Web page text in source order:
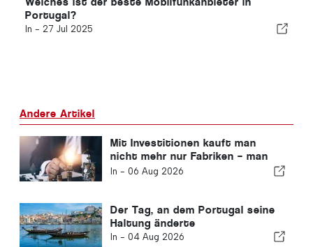
Portugal?
In - 27 Jul 2025
Andere Artikel
Mit Investitionen kauft man
nicht mehr nur Fabriken – man
kauft Wissen
In - 06 Aug 2026
Der Tag, an dem Portugal seine
Haltung änderte
In - 04 Aug 2026